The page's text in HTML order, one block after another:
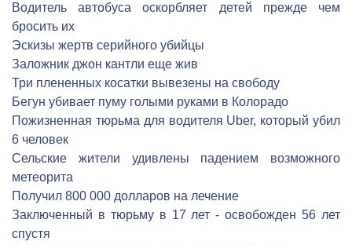
Водитель автобуса оскорбляет детей прежде чем
бросить их
Эскизы жертв серийного убийцы
Заложник джон кантли еще жив
Три плененных косатки вывезены на свободу
Бегун убивает пуму голыми руками в Колорадо
Пожизненная тюрьма для водителя Uber, который убил
6 человек
Сельские жители удивлены падением возможного
метеорита
Получил 800 000 долларов на лечение
Заключенный в тюрьму в 17 лет - освобожден 56 лет
спустя